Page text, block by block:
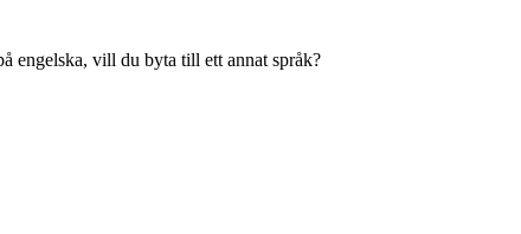
engelska, vill du byta till ett annat språk?